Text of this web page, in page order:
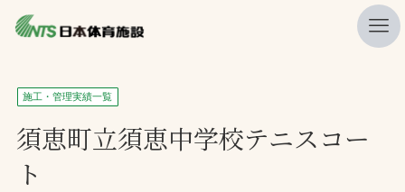
私たちの強み
ニュース
プレスリリース
施工・管理実績一覧
須恵町立須恵中学校テニスコー
ト